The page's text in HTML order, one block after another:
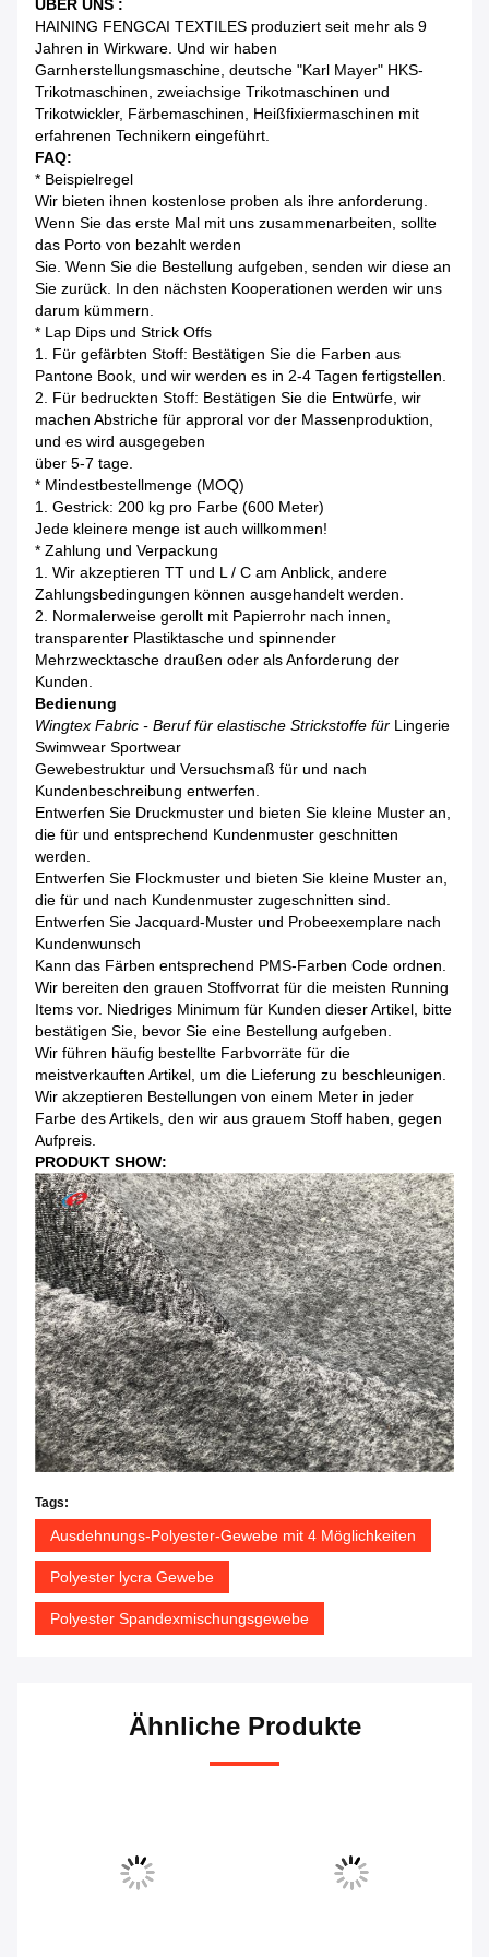
ÜBER UNS :
HAINING FENGCAI TEXTILES produziert seit mehr als 9
Jahren in Wirkware. Und wir haben
Garnherstellungsmaschine, deutsche "Karl Mayer" HKS-
Trikotmaschinen, zweiachsige Trikotmaschinen und
Trikotwickler, Färbemaschinen, Heißfixiermaschinen mit
erfahrenen Technikern eingeführt.
FAQ:
* Beispielregel
Wir bieten ihnen kostenlose proben als ihre anforderung.
Wenn Sie das erste Mal mit uns zusammenarbeiten, sollte
das Porto von bezahlt werden
Sie. Wenn Sie die Bestellung aufgeben, senden wir diese an
Sie zurück. In den nächsten Kooperationen werden wir uns
darum kümmern.
* Lap Dips und Strick Offs
1. Für gefärbten Stoff: Bestätigen Sie die Farben aus
Pantone Book, und wir werden es in 2-4 Tagen fertigstellen.
2. Für bedruckten Stoff: Bestätigen Sie die Entwürfe, wir
machen Abstriche für approral vor der Massenproduktion,
und es wird ausgegeben
über 5-7 tage.
* Mindestbestellmenge (MOQ)
1. Gestrick: 200 kg pro Farbe (600 Meter)
Jede kleinere menge ist auch willkommen!
* Zahlung und Verpackung
1. Wir akzeptieren TT und L / C am Anblick, andere
Zahlungsbedingungen können ausgehandelt werden.
2. Normalerweise gerollt mit Papierrohr nach innen,
transparenter Plastiktasche und spinnender
Mehrzwecktasche draußen oder als Anforderung der
Kunden.
Bedienung
Wingtex Fabric - Beruf für elastische Strickstoffe für Lingerie
Swimwear Sportwear
Gewebestruktur und Versuchsmaß für und nach
Kundenbeschreibung entwerfen.
Entwerfen Sie Druckmuster und bieten Sie kleine Muster an,
die für und entsprechend Kundenmuster geschnitten
werden.
Entwerfen Sie Flockmuster und bieten Sie kleine Muster an,
die für und nach Kundenmuster zugeschnitten sind.
Entwerfen Sie Jacquard-Muster und Probeexemplare nach
Kundenwunsch
Kann das Färben entsprechend PMS-Farben Code ordnen.
Wir bereiten den grauen Stoffvorrat für die meisten Running
Items vor. Niedriges Minimum für Kunden dieser Artikel, bitte
bestätigen Sie, bevor Sie eine Bestellung aufgeben.
Wir führen häufig bestellte Farbvorräte für die
meistverkauften Artikel, um die Lieferung zu beschleunigen.
Wir akzeptieren Bestellungen von einem Meter in jeder
Farbe des Artikels, den wir aus grauem Stoff haben, gegen
Aufpreis.
PRODUKT SHOW:
Tags:
Ausdehnungs-Polyester-Gewebe mit 4 Möglichkeiten
Polyester lycra Gewebe
Polyester Spandexmischungsgewebe
Ähnliche Produkte